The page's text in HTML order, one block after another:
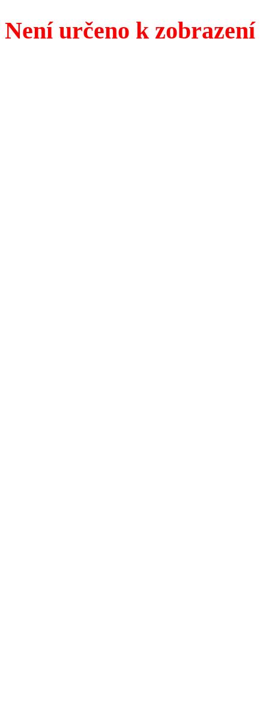
Není určeno k zobrazení